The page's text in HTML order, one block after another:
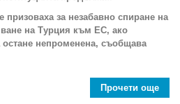
призоваха за незабавно спиране на
на Турция към ЕС, ако
непроменена, съобщава
Прочети още